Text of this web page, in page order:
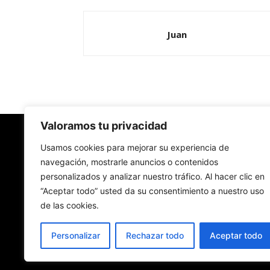
Valoramos tu privacidad
Usamos cookies para mejorar su experiencia de
navegación, mostrarle anuncios o contenidos
personalizados y analizar nuestro tráfico. Al hacer clic en
“Aceptar todo” usted da su consentimiento a nuestro uso
de las cookies.
Personalizar Rechazar todo Aceptar todo
Juan
Redes Cristianas
Una mirada alternativa sobre la Iglesia católica
- Colectivos de Redes Cristianas